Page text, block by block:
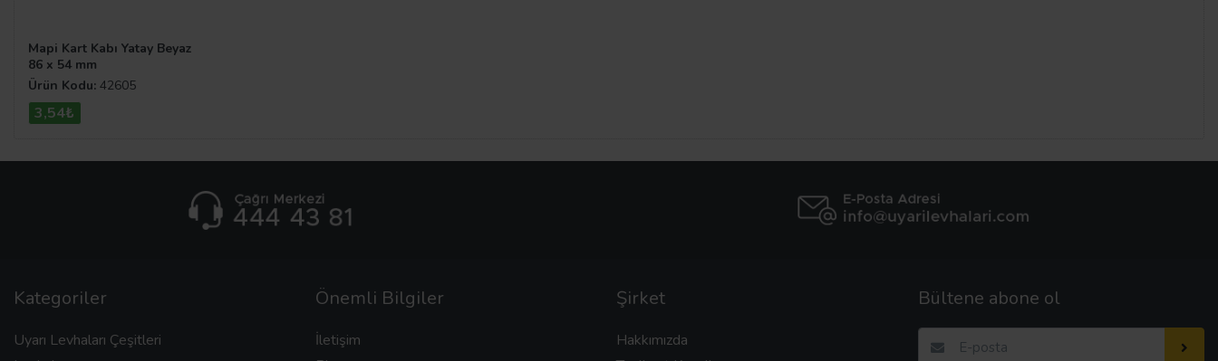
Mapi Kart Kabı Yatay Beyaz
86 x 54 mm
Ürün Kodu: 42605
3,54₺
Kategoriler
Uyarı Levhaları Çeşitleri
Önemli Bilgiler
İletişim
Şirket
Hakkımızda
Bültene abone ol